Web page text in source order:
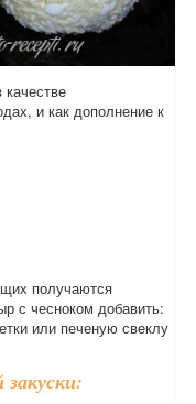
и как дополнение к
получаются
с чесноком добавить:
или печеную свеклу